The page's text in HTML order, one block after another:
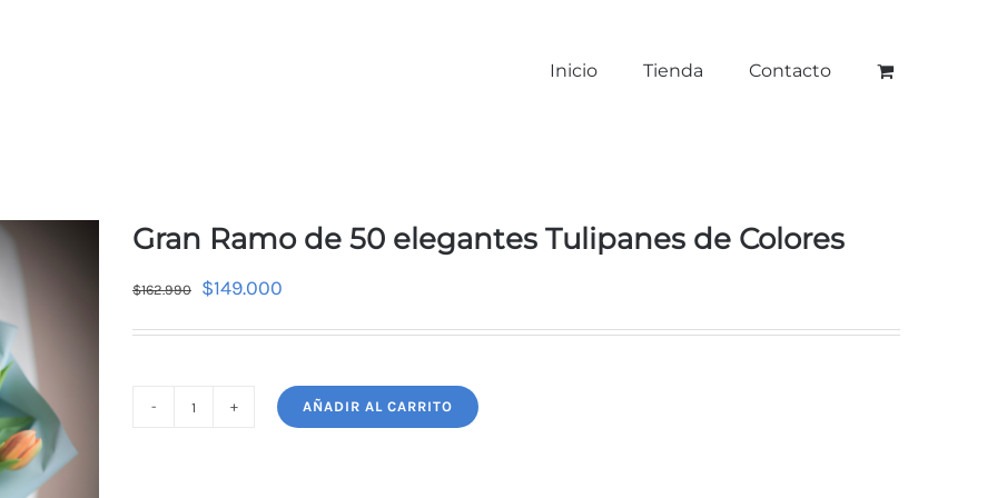
Inicio Tienda Contacto
Gran Ramo de 50 elegantes Tulipanes de Colores
$162.990 $149.000
AÑADIR AL CARRITO